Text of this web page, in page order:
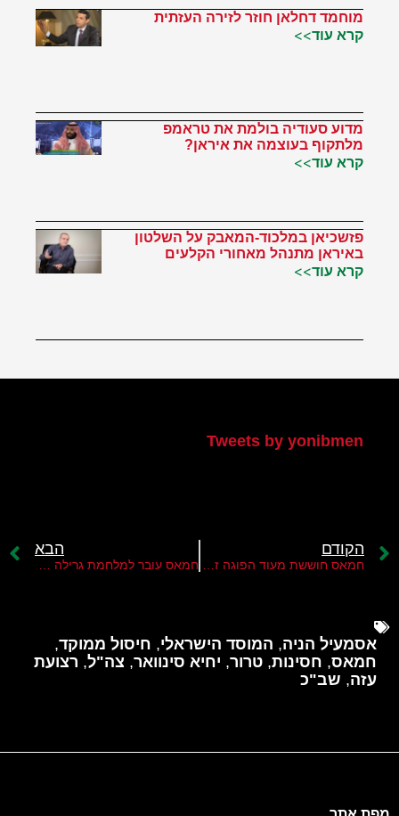
מוחמד דחלאן חוזר לזירה העזתית
קרא עוד>>
מדוע סעודיה בולמת את טראמפ
מלתקוף בעוצמה את איראן?
קרא עוד>>
פזשכיאן במלכוד-המאבק על השלטון
באיראן מתנהל מאחורי הקלעים
קרא עוד>>
Tweets by yonibmen
הקודם הבא
אסמעיל הניה, המוסד הישראלי, חיסול ממוקד,
חמאס, חסינות, טרור, יחיא סינוואר, צה"ל, רצועת
עזה, שב"כ